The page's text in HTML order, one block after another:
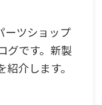
ーツショップ
グです。新製
介します。